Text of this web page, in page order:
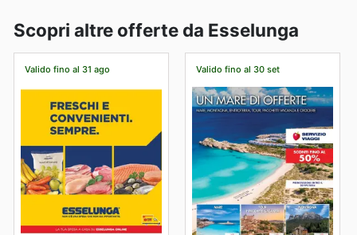
Scopri altre offerte da Esselunga
Valido fino al 31 ago Valido fino al 30 set